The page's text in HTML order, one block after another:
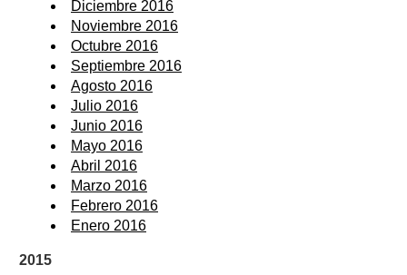
Diciembre 2016
Noviembre 2016
Octubre 2016
Septiembre 2016
Agosto 2016
Julio 2016
Junio 2016
Mayo 2016
Abril 2016
Marzo 2016
Febrero 2016
Enero 2016
2015